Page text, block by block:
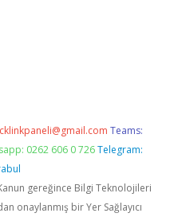
Teams:
0262 606 0 726 Telegram:
gereğince Bilgi Teknolojileri
onaylanmış bir Yer Sağlayıcı